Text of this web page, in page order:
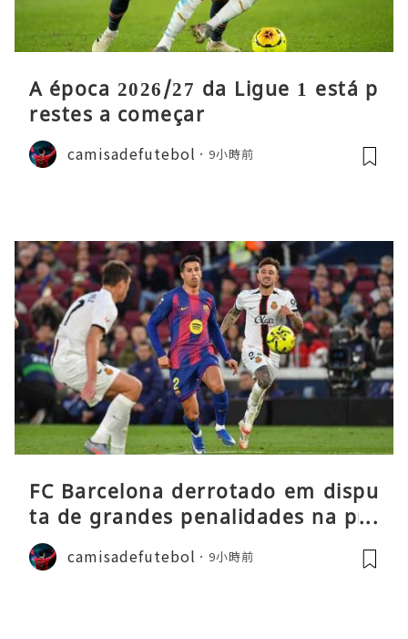
A época 2026/27 da Ligue 1 está p
restes a começar
camisadefutebol 9小時前
FC Barcelona derrotado em dispu
ta de grandes penalidades na pré
-época
camisadefutebol 9小時前